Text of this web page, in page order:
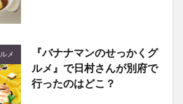
メ
『バナナマンのせっかくグ
ルメ』で日村さんが別府で
行ったのはどこ？